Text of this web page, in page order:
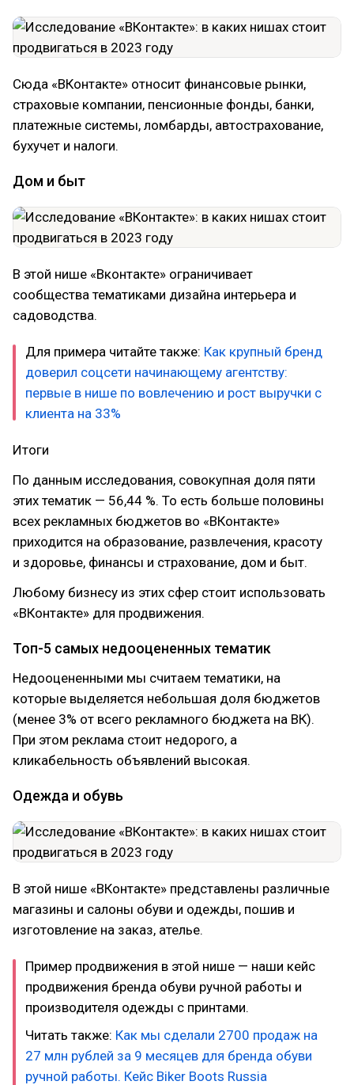
Сюда «ВКонтакте» относит финансовые рынки,
страховые компании, пенсионные фонды, банки,
платежные системы, ломбарды, автострахование,
бухучет и налоги.
Дом и быт
В этой нише «Вконтакте» ограничивает
сообщества тематиками дизайна интерьера и
садоводства.
Для примера читайте также: Как крупный бренд
доверил соцсети начинающему агентству:
первые в нише по вовлечению и рост выручки с
клиента на 33%
Итоги
По данным исследования, совокупная доля пяти
этих тематик — 56,44 %. То есть больше половины
всех рекламных бюджетов во «ВКонтакте»
приходится на образование, развлечения, красоту
и здоровье, финансы и страхование, дом и быт.
Любому бизнесу из этих сфер стоит использовать
«ВКонтакте» для продвижения.
Топ-5 самых недооцененных тематик
Недооцененными мы считаем тематики, на
которые выделяется небольшая доля бюджетов
(менее 3% от всего рекламного бюджета на ВК).
При этом реклама стоит недорого, а
кликабельность объявлений высокая.
Одежда и обувь
В этой нише «ВКонтакте» представлены различные
магазины и салоны обуви и одежды, пошив и
изготовление на заказ, ателье.
Пример продвижения в этой нише — наши кейс
продвижения бренда обуви ручной работы и
производителя одежды с принтами.
Читать также: Как мы сделали 2700 продаж на
27 млн рублей за 9 месяцев для бренда обуви
ручной работы. Кейс Biker Boots Russia